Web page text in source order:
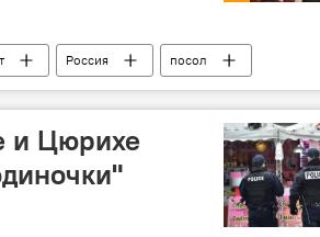
Россия посол
и Цюрихе